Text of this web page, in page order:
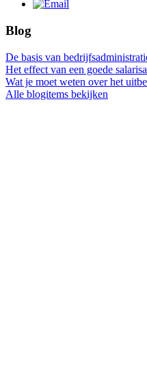
Blog
De basis van
Het effect van een goede
Wat je moet weten over het
Alle blogitems bekijken